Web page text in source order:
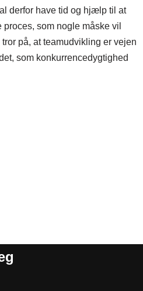
derfor have tid og hjælp til at
som nogle måske vil
på, at teamudvikling er vejen
som konkurrencedygtighed